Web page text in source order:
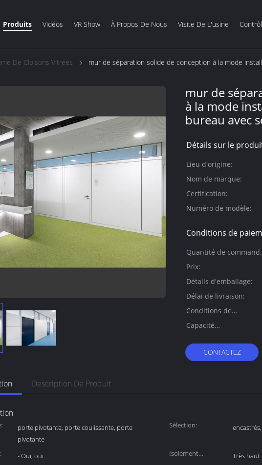
Produits Vidéos VR Show À Propos De Nous Visite De L'usine
De Cloisons Vitrées mur de séparation solide de conception à la mode
mur de
à la mode
bureau avec
Détails sur le
Lieu d'origine:
Nom de marque:
Certification:
Numéro de modèle:
Conditions de
Quantité de
min:
Prix:
Détails d'emballage:
Délai de livraison:
Conditions de
paiement:
Capacité
CONTACTEZ
Description De Produit
porte pivotante, porte coulissante, porte
pivotante
Sélection:
- Oui, oui.
Isolement
Très haut